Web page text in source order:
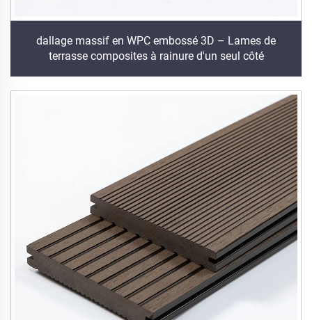
dallage massif en WPC embossé 3D – Lames de
terrasse composites à rainure d'un seul côté